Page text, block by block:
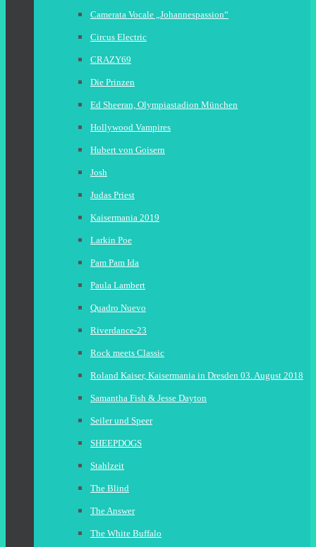
Camerata Vocale „Johannespassion“
Circus Electric
CRAZY69
Die Prinzen
Ed Sheeran, Olympiastadion München
Hollywood Vampires
Hubert von Goisern
Josh
Judas Priest
Kaisermania 2019
Larkin Poe
Pam Pam Ida
Paula Lambert
Quadro Nuevo
Riverdance-23
Rock meets Classic
Roland Kaiser, Kaisermania in Dresden 03. August 2018
Samantha Fish & Jesse Dayton
Seiler und Speer
SHEEPDOGS
Stahlzeit
The Blind
The Answer
The White Buffalo